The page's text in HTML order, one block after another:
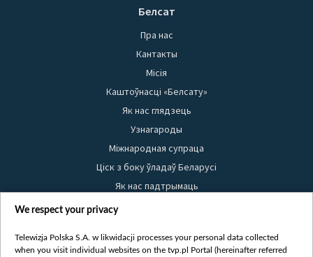
Белсат
Пра нас
Кантакты
Місія
Каштоўнасці «Белсату»
Як нас глядзець
Узнагароды
Міжнародная супраца
Ціск з боку ўладаў Беларусі
Як нас падтрымаць
Правілы выкарыстання матэрыялаў
Бяспека
We respect your privacy
Telewizja Polska S.A. w likwidacji processes your personal data collected
when you visit individual websites on the tvp.pl Portal (hereinafter referred